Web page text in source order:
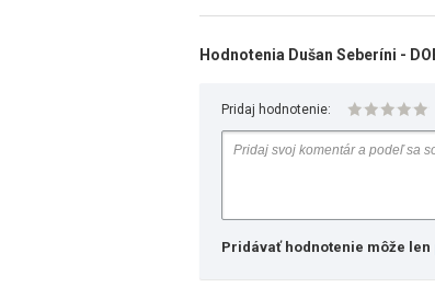
Hodnotenia Dušan Seberíni -
Pridaj hodnotenie:
Pridávať hodnotenie môže len